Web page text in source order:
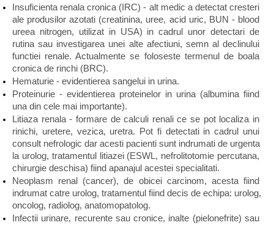
Insuficienta renala cronica (IRC) - alt medic a detectat cresteri
ale produsilor azotati (creatinina, uree, acid uric, BUN - blood
ureea nitrogen, utilizat in USA) in cadrul unor detectari de
rutina sau investigarea unei alte afectiuni, semn al declinului
functiei renale. Actualmente se foloseste termenul de boala
cronica de rinchi (BRC).
Hematurie - evidentierea sangelui in urina.
Proteinurie - evidentierea proteinelor in urina (albumina fiind
una din cele mai importante).
Litiaza renala - formare de calculi renali ce se pot localiza in
rinichi, uretere, vezica, uretra. Pot fi detectati in cadrul unui
consult nefrologic dar acesti pacienti sunt indrumati de urgenta
la urolog, tratamentul litiazei (ESWL, nefrolitotomie percutana,
chirurgie deschisa) fiind apanajul acestei specialitati.
Neoplasm renal (cancer), de obicei carcinom, acesta fiind
indrumat catre urolog, tratamentul fiind decis de echipa: urolog,
oncolog, radiolog, anatomopatolog.
Infectii urinare, recurente sau cronice, inalte (pielonefrite) sau